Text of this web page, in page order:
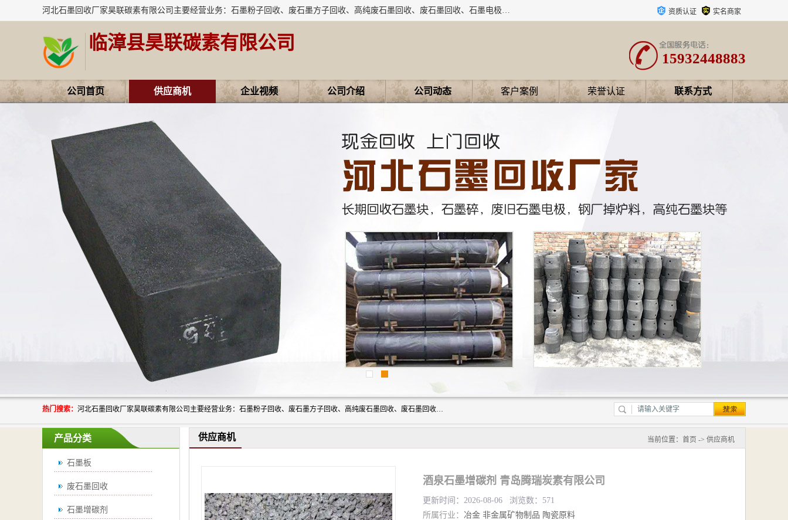
河北石墨回收厂家昊联碳素有限公司主要经营业务：石墨粉子回收、废石墨方子回收、高纯废石墨回收、废石墨回收、石墨电极回收、废石墨板回收、石墨增碳剂、单晶硅石墨、单晶硅石墨回收、废多晶硅石墨、废多晶硅石墨回收、废高纯石墨回收、废石墨、废石墨棒、废石墨棒回收、废石墨换热器回收、高纯石墨回收、石墨粉回收、石墨换热器回收、石墨纸回收、回收石墨板、回收石墨电极、石墨板回收、石墨回收。 资质认证 实名商家
临漳县昊联碳素有限公司
15932448883
公司首页 供应商机 企业视频 公司介绍 公司动态 客户案例 荣誉认证 联系方式
热门搜索： 河北石墨回收厂家昊联碳素有限公司主要经营业务：石墨粉子回收、废石墨方子回收、高纯废石墨回收、废石墨回收、石墨电极回收、废石墨板回收、石墨增碳剂、单晶硅石墨、单晶硅石墨回收、废多晶硅石墨、废多晶硅石墨回收、废高纯石墨回收、废石墨、废石墨棒、废石墨棒回收、废石墨换热器回收、高纯石墨回收、石墨粉回收、石墨换热器回收、石墨纸回收、回收石墨板、回收石墨电极、石墨板回收、石墨回收。
产品分类
石墨板
废石墨回收
石墨增碳剂
供应商机 当前位置： 首页 -> 供应商机
酒泉石墨增碳剂 青岛腾瑞炭素有限公司
更新时间：2026-08-06 浏览数：571
所属行业： 冶金 非金属矿物制品 陶瓷原料